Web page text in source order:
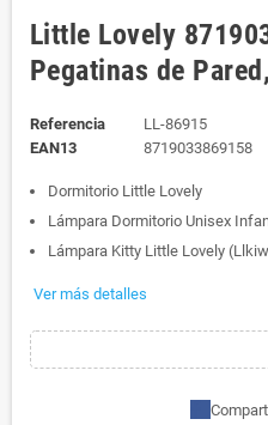
Little Lovely
Pegatinas de
Referencia
LL-86915
EAN13
8719033869158
Dormitorio Little Lovely
Lámpara Dormitorio Unisex
Lámpara Kitty Little Lovely
Ver más detalles